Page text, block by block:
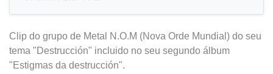
Clip do grupo de Metal N.O.M (Nova Orde Mundial) do seu
tema "Destrucción" incluido no seu segundo álbum
"Estigmas da destrucción".